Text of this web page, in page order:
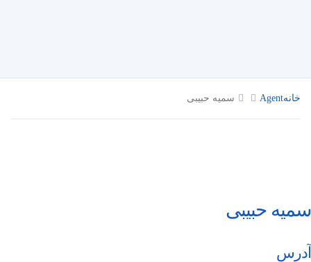
خانهAgent سمیه حبیبی
سمیه حبیبی
آدرس